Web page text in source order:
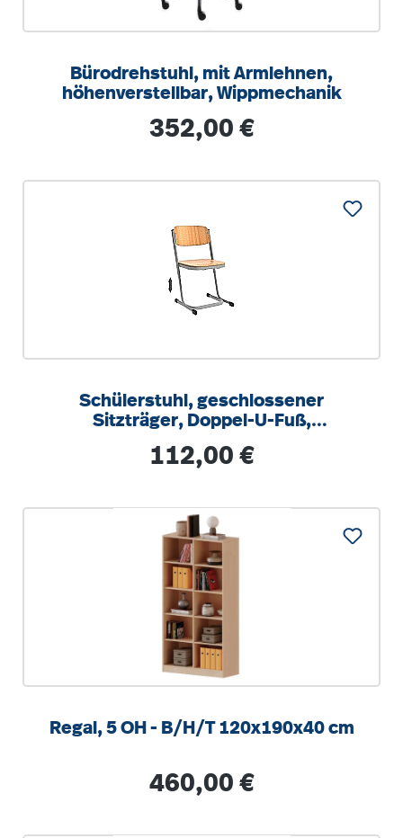
Bürodrehstuhl, mit Armlehnen,
höhenverstellbar, Wippmechanik
Regulärer Preis:
352,00 €
Schülerstuhl, geschlossener
Sitzträger, Doppel-U-Fuß,
Regulärer Preis:
112,00 €
Regal, 5 OH - B/H/T 120x190x40 cm
Regulärer Preis:
460,00 €